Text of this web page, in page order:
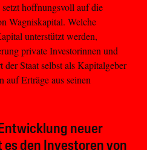
hoffnungsvoll auf die
Wagniskapital. Welche
unterstützt werden,
private Investorinnen und
Staat selbst als Kapitalgeber
auf Erträge aus seinen
neuer
den Investoren von